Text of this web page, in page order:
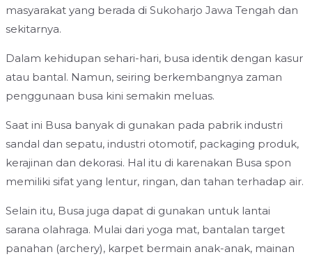
masyarakat yang berada di Sukoharjo Jawa Tengah dan
sekitarnya.
Dalam kehidupan sehari-hari, busa identik dengan kasur
atau bantal. Namun, seiring berkembangnya zaman
penggunaan busa kini semakin meluas.
Saat ini Busa banyak di gunakan pada pabrik industri
sandal dan sepatu, industri otomotif, packaging produk,
kerajinan dan dekorasi. Hal itu di karenakan Busa spon
memiliki sifat yang lentur, ringan, dan tahan terhadap air.
Selain itu, Busa juga dapat di gunakan untuk lantai
sarana olahraga. Mulai dari yoga mat, bantalan target
panahan (archery), karpet bermain anak-anak, mainan